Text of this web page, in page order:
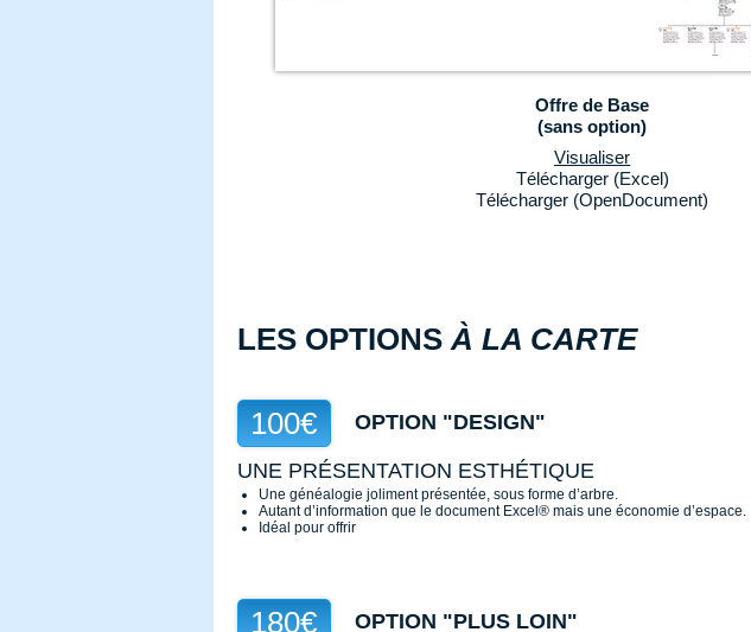
Offre de Base
(sans option)
Visualiser
Télécharger (Excel)
Télécharger (OpenDocument)
LES OPTIONS À LA CARTE
100€ OPTION "DESIGN"
UNE PRÉSENTATION ESTHÉTIQUE
Une généalogie joliment présentée, sous forme d’arbre.
Autant d’information que le document Excel® mais une économie d’espace.
Idéal pour offrir
180€ OPTION "PLUS LOIN"